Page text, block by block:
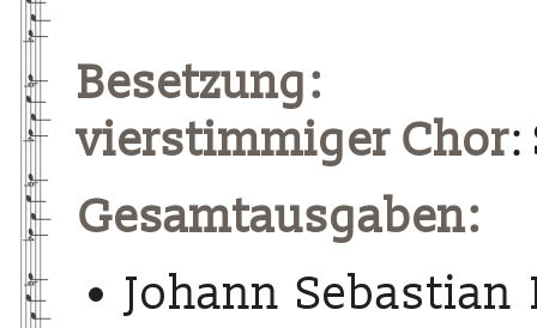
Besetzung:
vierstimmiger Chor:
Gesamtausgaben:
Johann Sebastian